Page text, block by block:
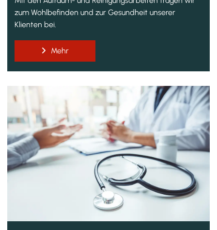
zum Wohlbefinden und zur Gesundheit unserer
Klienten bei.
Mehr